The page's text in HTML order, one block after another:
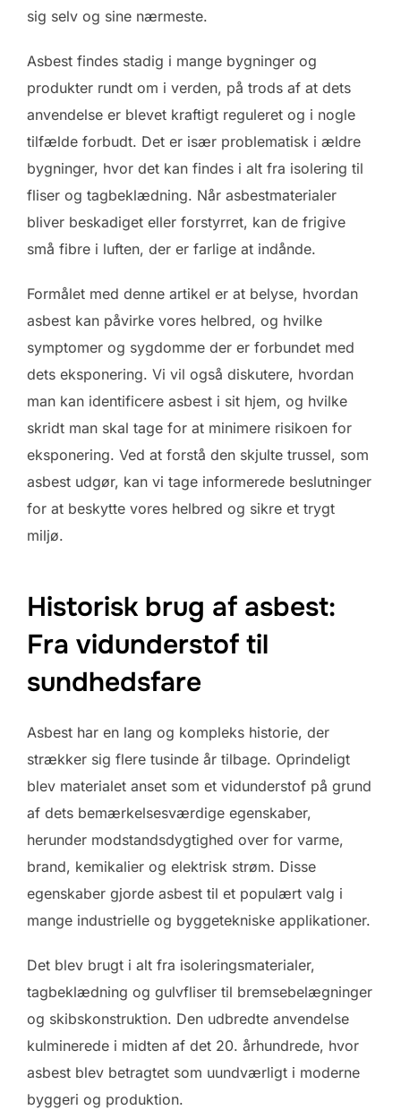
sig selv og sine nærmeste.
Asbest findes stadig i mange bygninger og
produkter rundt om i verden, på trods af at dets
anvendelse er blevet kraftigt reguleret og i nogle
tilfælde forbudt. Det er især problematisk i ældre
bygninger, hvor det kan findes i alt fra isolering til
fliser og tagbeklædning. Når asbestmaterialer
bliver beskadiget eller forstyrret, kan de frigive
små fibre i luften, der er farlige at indånde.
Formålet med denne artikel er at belyse, hvordan
asbest kan påvirke vores helbred, og hvilke
symptomer og sygdomme der er forbundet med
dets eksponering. Vi vil også diskutere, hvordan
man kan identificere asbest i sit hjem, og hvilke
skridt man skal tage for at minimere risikoen for
eksponering. Ved at forstå den skjulte trussel, som
asbest udgør, kan vi tage informerede beslutninger
for at beskytte vores helbred og sikre et trygt
miljø.
Historisk brug af asbest:
Fra vidunderstof til
sundhedsfare
Asbest har en lang og kompleks historie, der
strækker sig flere tusinde år tilbage. Oprindeligt
blev materialet anset som et vidunderstof på grund
af dets bemærkelsesværdige egenskaber,
herunder modstandsdygtighed over for varme,
brand, kemikalier og elektrisk strøm. Disse
egenskaber gjorde asbest til et populært valg i
mange industrielle og byggetekniske applikationer.
Det blev brugt i alt fra isoleringsmaterialer,
tagbeklædning og gulvfliser til bremsebelægninger
og skibskonstruktion. Den udbredte anvendelse
kulminerede i midten af det 20. århundrede, hvor
asbest blev betragtet som uundværligt i moderne
byggeri og produktion.